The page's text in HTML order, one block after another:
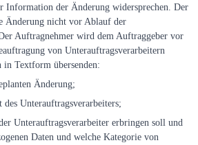
Information der Änderung widersprechen. Der
Änderung nicht vor Ablauf der
Auftragnehmer wird dem Auftraggeber vor
von Unterauftragsverarbeitern
Textform übersenden:
Änderung;
Unterauftragsverarbeiters;
Unterauftragsverarbeiter erbringen soll und
Daten und welche Kategorie von